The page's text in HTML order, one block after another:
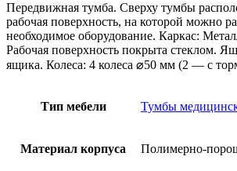
Передвижная тумба. Сверху тумбы
рабочая поверхность, на которой можно
необходимое оборудование. Каркас:
Рабочая поверхность покрыта стеклом.
ящика. Колеса: 4 колеса ⌀50 мм (2 — с
Тип мебели Тумбы
Материал корпуса Полимерно-